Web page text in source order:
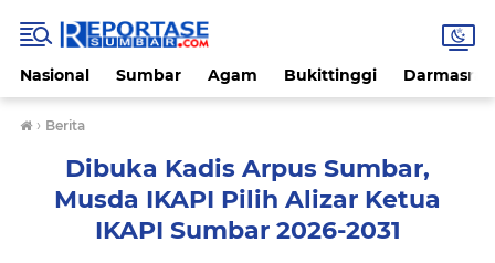
Nasional Sumbar Agam Bukittinggi
› Berita
Dibuka Kadis Arpus Sumbar,
Musda IKAPI Pilih Alizar Ketua
IKAPI Sumbar 2026-2031